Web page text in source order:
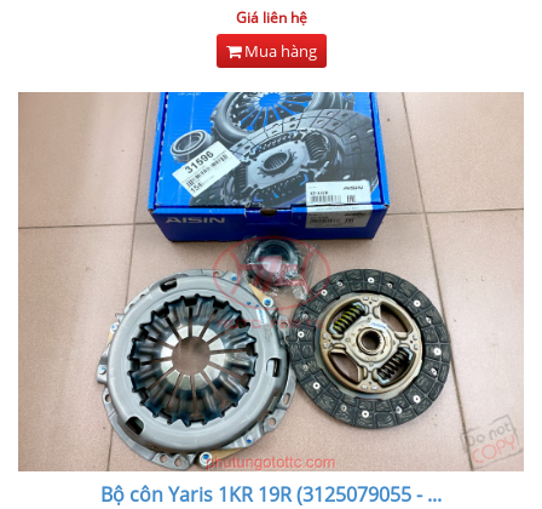
Giá liên hệ
Mua hàng
Bộ côn Yaris 1KR 19R (3125079055 -...